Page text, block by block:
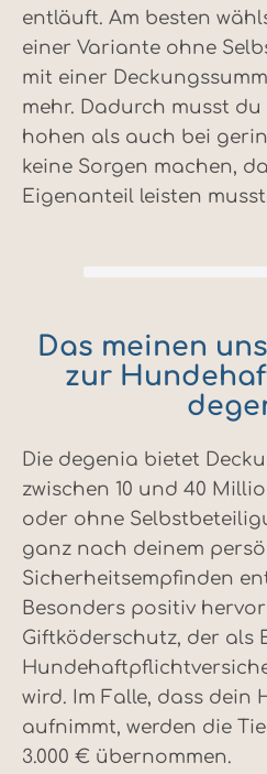
entläuft. Am besten
einer Variante ohne
mit einer
mehr. Dadurch musst
hohen als auch bei
keine Sorgen machen,
Eigenanteil leisten
Das meinen
zur
Die degenia bietet
zwischen 10 und 40
oder ohne
ganz nach deinem
Sicherheitsempfinden
Besonders positiv
Giftköderschutz, der als
wird. Im Falle, dass dein
aufnimmt, werden die
3.000 € übernommen.